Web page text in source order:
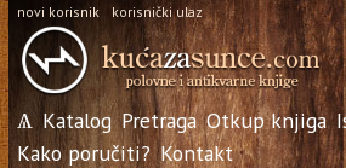
novi korisnik korisnički ulaz
Ѧ Katalog Pretraga Otkup knjiga
Kako poručiti? Kontakt